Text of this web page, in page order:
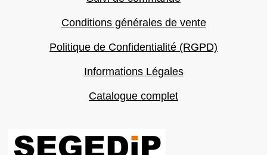
Conditions générales de vente
Politique de Confidentialité (RGPD)
Informations Légales
Catalogue complet